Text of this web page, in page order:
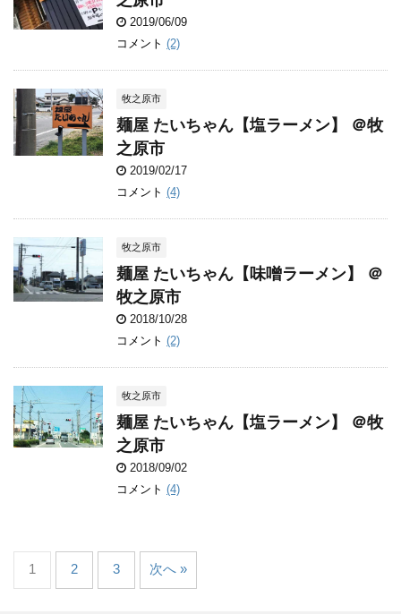
2019/06/09
コメント (2)
牧之原市
麺屋 たいちゃん【塩ラーメン】 ＠牧
之原市
2019/02/17
コメント (4)
牧之原市
麺屋 たいちゃん【味噌ラーメン】 ＠
牧之原市
2018/10/28
コメント (2)
牧之原市
麺屋 たいちゃん【塩ラーメン】 ＠牧
之原市
2018/09/02
コメント (4)
1 2 3 次へ »